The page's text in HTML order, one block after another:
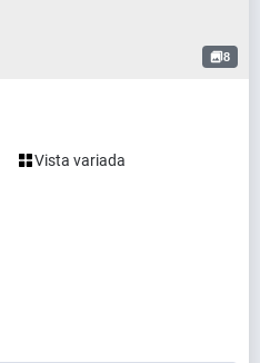
8
Vista variada